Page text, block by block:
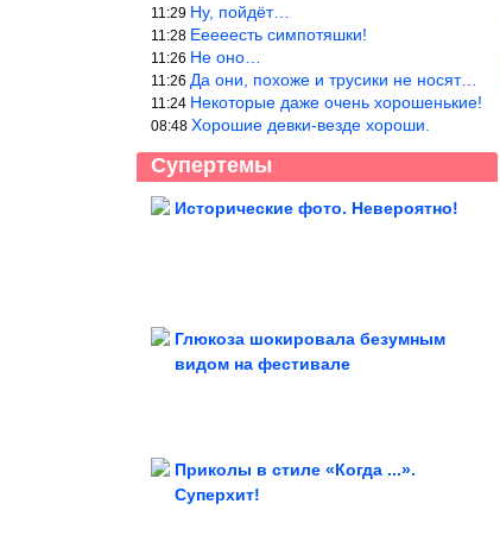
11:29 Ну, пойдёт…
11:28 Ееееесть симпотяшки!
11:26 Не оно…
11:26 Да они, похоже и трусики не носят…
11:24 Некоторые даже очень хорошенькие!
08:48 Хорошие девки-везде хороши.
Супертемы
Исторические фото. Невероятно!
Глюкоза шокировала безумным
видом на фестивале
Приколы в стиле «Когда ...».
Суперхит!